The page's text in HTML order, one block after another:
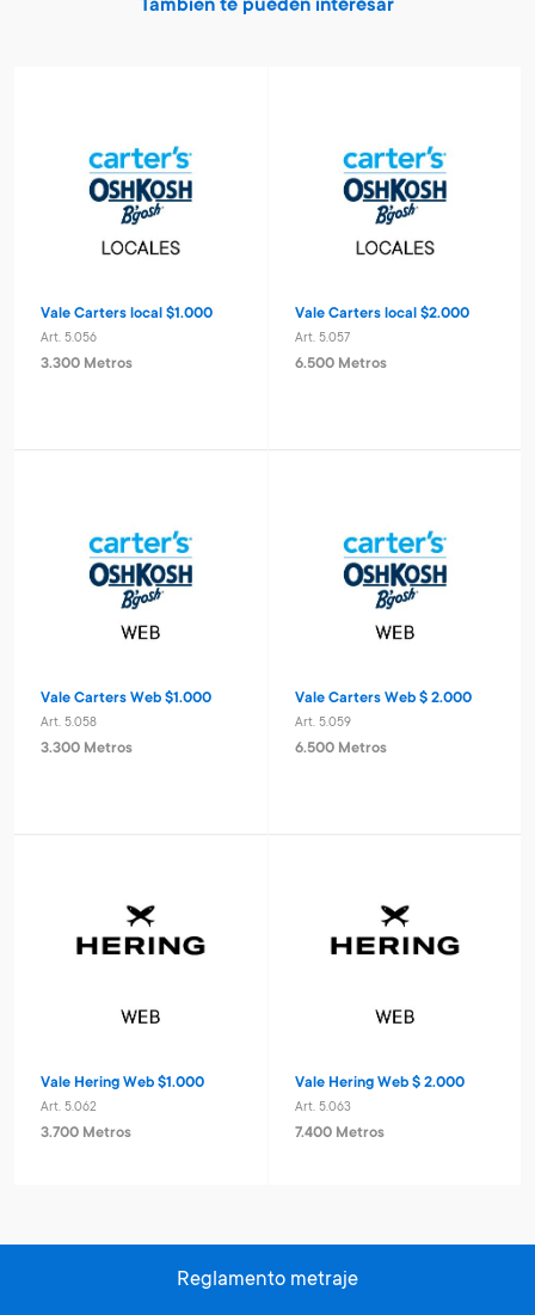
También te pueden interesar
Vale Carters local $1.000
Art. 5.056
3.300 Metros
Vale Carters local $2.000
Art. 5.057
6.500 Metros
Vale Carters Web $1.000
Art. 5.058
3.300 Metros
Vale Carters Web $ 2.000
Art. 5.059
6.500 Metros
Vale Hering Web $1.000
Art. 5.062
3.700 Metros
Vale Hering Web $ 2.000
Art. 5.063
7.400 Metros
Reglamento metraje